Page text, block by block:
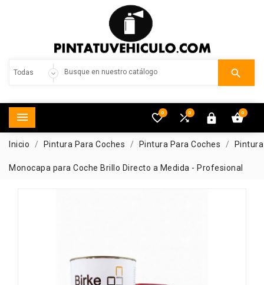

 0


0
0
Inicio Pintura Para Coches Pintura Para Coches Pintura
Monocapa para Coche Brillo Directo a Medida - Profesional